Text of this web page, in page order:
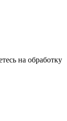
на обработку